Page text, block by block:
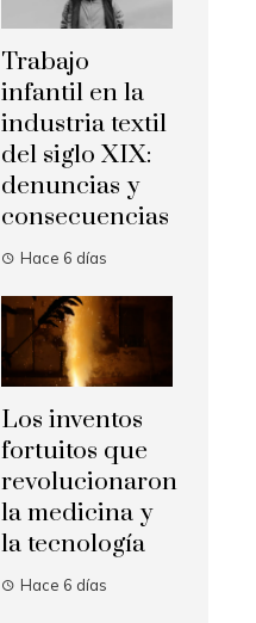
Trabajo
infantil en la
industria textil
del siglo XIX:
denuncias y
consecuencias
Hace 6 días
Los inventos
fortuitos que
revolucionaron
la medicina y
la tecnología
Hace 6 días